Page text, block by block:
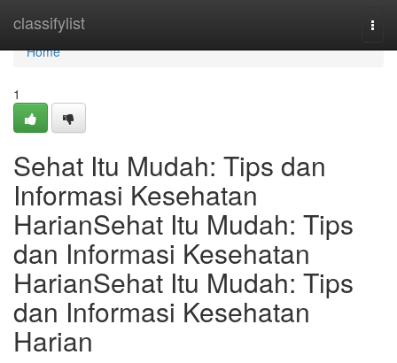
classifylist
Home
Home
1
Sehat Itu Mudah: Tips dan
Informasi Kesehatan
HarianSehat Itu Mudah: Tips
dan Informasi Kesehatan
HarianSehat Itu Mudah: Tips
dan Informasi Kesehatan
Harian